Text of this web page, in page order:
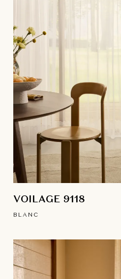
VOILAGE 9118
BLANC